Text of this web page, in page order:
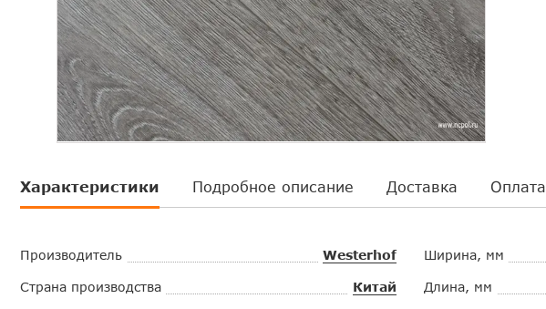
Характеристики Подробное описание Доставка Оплата
Производитель Westerhof
Страна производства Китай
Ширина, мм
Длина, мм